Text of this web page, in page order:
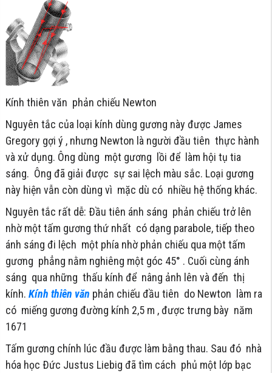
Kính thiên văn phản chiếu Newton
Nguyên tắc của loại kính dùng gương này được James
Gregory gợi ý , nhưng Newton là người đầu tiên thực hành
và xử dụng. Ông dùng một gương lồi để làm hội tụ tia
sáng. Ông đã giải được sự sai lệch màu sắc. Loại gương
này hiện vẫn còn dùng vì mặc dù có nhiều hệ thống khác.
Nguyên tắc rất dễ: Ðầu tiên ánh sáng phản chiếu trở lên
nhờ một tấm gương thứ nhất có dạng parabole, tiếp theo
ánh sáng đi lệch một phía nhờ phản chiếu qua một tấm
gương phẳng nằm nghiêng một góc 45° . Cuối cùng ánh
sáng qua những thấu kính để nâng ảnh lên và đến thị
kính. Kính thiên văn phản chiếu đầu tiên do Newton làm ra
có miếng gương đường kính 2,5 m , được trưng bày năm
1671
Tấm gương chính lúc đầu được làm bằng thau. Sau đó nhà
hóa học Ðức Justus Liebig đã tìm cách phủ một lớp bạc